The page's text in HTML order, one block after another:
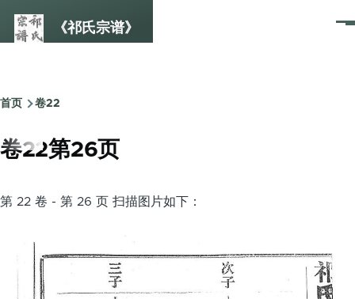
《祁氏宗谱》
菜
面
包
屑
首页 卷22
卷22第26页
第 22 卷 - 第 26 页 扫描图片如下：